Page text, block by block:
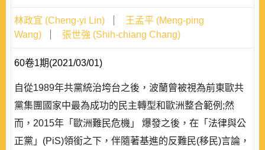
林政宜 (Cheng-yi Lin)
王孟平 (Meng-ping
Wang)
張世強 (Shih-chiang Chang)
60卷1期(2021/03/01)
自從1989年共黨統治垮台之後，波蘭曾被視為前東歐共
黨集團國家中最為成功的民主轉型和歐洲整合範例;然
而，2015年「歐洲難民危機」 爆發之後，在「法律與公
正黨」(PiS)領銜之下，伴隨著基進的反難民(移民)言論，